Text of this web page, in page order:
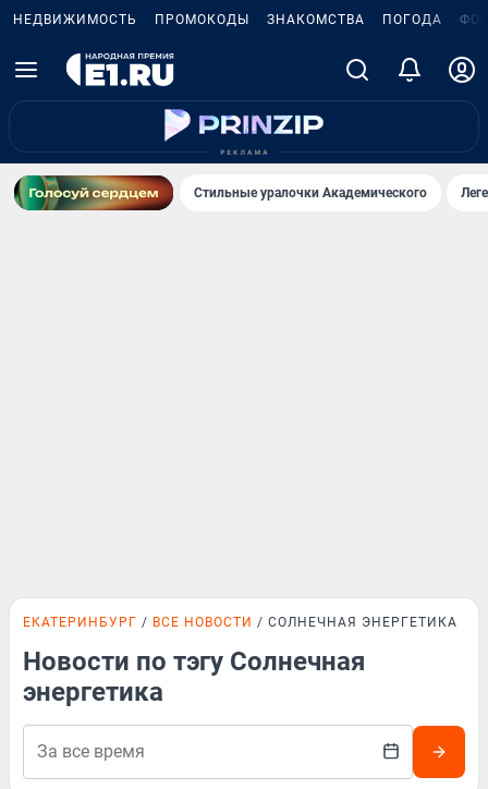
НЕДВИЖИМОСТЬ ПРОМОКОДЫ ЗНАКОМСТВА ПОГОДА
Стильные уралочки Академического
ЕКАТЕРИНБУРГ ВСЕ НОВОСТИ СОЛНЕЧНАЯ ЭНЕРГЕТИКА
Новости по тэгу Солнечная
энергетика